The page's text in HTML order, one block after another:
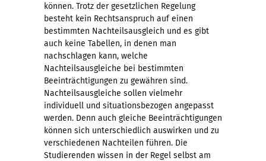
können. Trotz der gesetzlichen Regelung
besteht kein Rechtsanspruch auf einen
bestimmten Nachteilsausgleich und es gibt
auch keine Tabellen, in denen man
nachschlagen kann, welche
Nachteilsausgleiche bei bestimmten
Beeinträchtigungen zu gewähren sind.
Nachteilsausgleiche sollen vielmehr
individuell und situationsbezogen angepasst
werden. Denn auch gleiche Beeinträchtigungen
können sich unterschiedlich auswirken und zu
verschiedenen Nachteilen führen. Die
Studierenden wissen in der Regel selbst am